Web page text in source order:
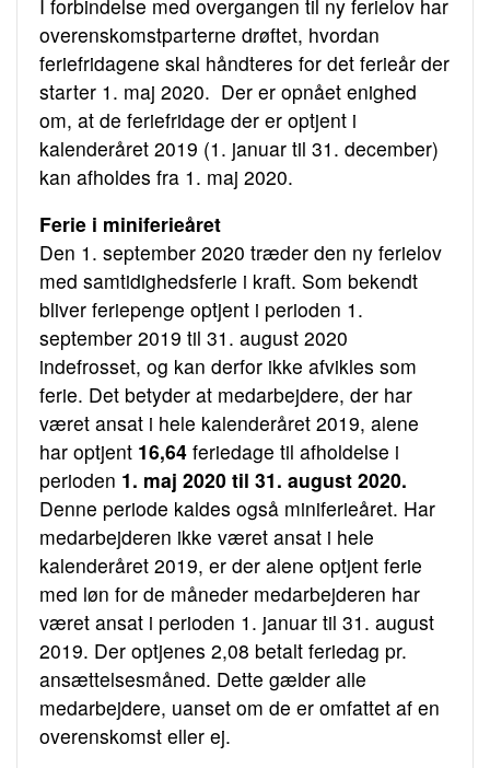
I forbindelse med overgangen til ny ferielov har
overenskomstparterne drøftet, hvordan
feriefridagene skal håndteres for det ferieår der
starter 1. maj 2020. Der er opnået enighed
om, at de feriefridage der er optjent i
kalenderåret 2019 (1. januar til 31. december)
kan afholdes fra 1. maj 2020.
Ferie i miniferieåret
Den 1. september 2020 træder den ny ferielov
med samtidighedsferie i kraft. Som bekendt
bliver feriepenge optjent i perioden 1.
september 2019 til 31. august 2020
indefrosset, og kan derfor ikke afvikles som
ferie. Det betyder at medarbejdere, der har
været ansat i hele kalenderåret 2019, alene
har optjent 16,64 feriedage til afholdelse i
perioden 1. maj 2020 til 31. august 2020.
Denne periode kaldes også miniferieåret. Har
medarbejderen ikke været ansat i hele
kalenderåret 2019, er der alene optjent ferie
med løn for de måneder medarbejderen har
været ansat i perioden 1. januar til 31. august
2019. Der optjenes 2,08 betalt feriedag pr.
ansættelsesmåned. Dette gælder alle
medarbejdere, uanset om de er omfattet af en
overenskomst eller ej.